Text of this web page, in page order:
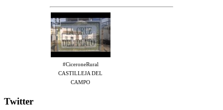
#CiceroneRural
CASTILLEJA DEL
CAMPO
Twitter